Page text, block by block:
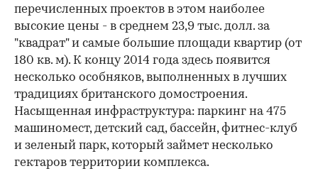
перечисленных проектов в этом наиболее
высокие цены - в среднем 23,9 тыс. долл. за
"квадрат" и самые большие площади квартир (от
180 кв. м). К концу 2014 года здесь появится
несколько особняков, выполненных в лучших
традициях британского домостроения.
Насыщенная инфраструктура: паркинг на 475
машиномест, детский сад, бассейн, фитнес-клуб
и зеленый парк, который займет несколько
гектаров территории комплекса.